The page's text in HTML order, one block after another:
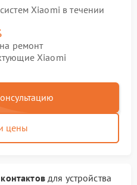
Xiaomi в течении
ремонт
Xiaomi
цены
для устройства